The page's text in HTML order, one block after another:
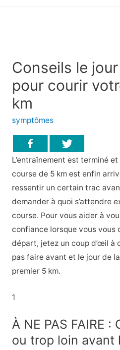
Conseils le
pour courir
km
symptômes
L’entraînement est terminé
course de 5 km est enfin
ressentir un certain trac
demander à quoi s’attendre
course. Pour vous aider à
confiance lorsque vous vous
départ, jetez un coup d’œil à
pas faire avant et le jour de
premier 5 km.
1
À NE PAS FAIRE
ou trop loin avant